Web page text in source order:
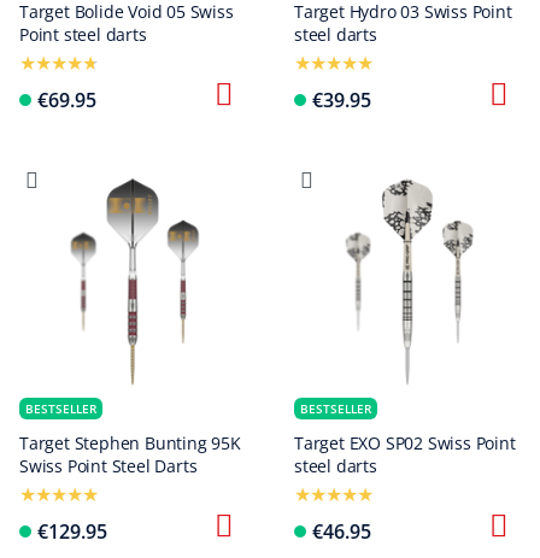
Target Bolide Void 05 Swiss
Point steel darts
€69.95
Target Hydro 03 Swiss Point
steel darts
€39.95
BESTSELLER
Target Stephen Bunting 95K
Swiss Point Steel Darts
€129.95
BESTSELLER
Target EXO SP02 Swiss Point
steel darts
€46.95